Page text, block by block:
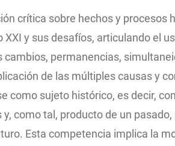
crítica sobre hechos y procesos
XXI y sus desafíos, articulando el
cambios, permanencias,
de las múltiples causas y
como sujeto histórico, es decir,
como tal, producto de un pasado,
Esta competencia implica la